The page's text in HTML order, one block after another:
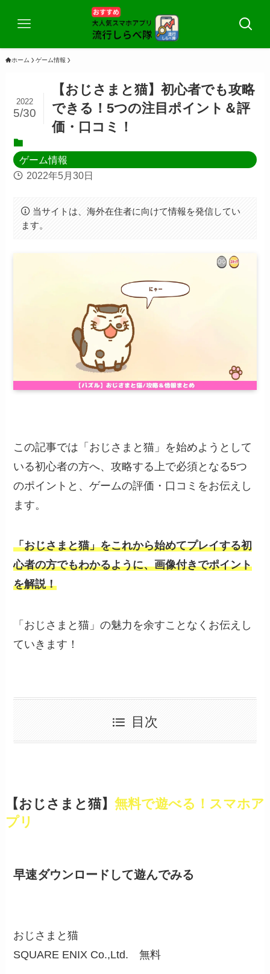
ホーム ゲーム情報
【おじさまと猫】初心者でも攻略
できる！5つの注目ポイント＆評
価・口コミ！
2022
5/30
ゲーム情報
2022年5月30日
当サイトは、海外在住者に向けて情報を発信してい
ます。
この記事では「おじさまと猫」を始めようとして
いる初心者の方へ、攻略する上で必須となる5つ
のポイントと、ゲームの評価・口コミをお伝えし
ます。
「おじさまと猫」をこれから始めてプレイする初
心者の方でもわかるように、画像付きでポイント
を解説！
「おじさまと猫」の魅力を余すことなくお伝えし
ていきます！
目次
【おじさまと猫】 無料で遊べる！スマホア
プリ
早速ダウンロードして遊んでみる
おじさまと猫
SQUARE ENIX Co.,Ltd.無料